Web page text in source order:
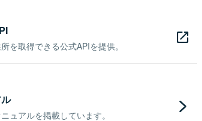
を取得できる公式APIを提供。
ュアルを掲載しています。